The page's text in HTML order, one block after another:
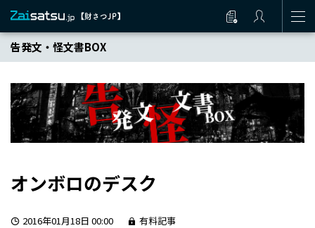
告発文・怪文書BOX
オンボロのデスク
2016年01月18日 00:00 有料記事